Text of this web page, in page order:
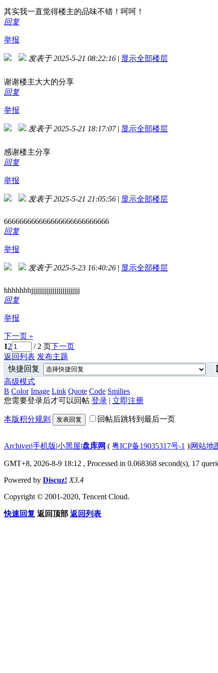
其实我一直觉得楼主的品味不错！呵呵！
回复
举报
发表于 2025-5-21 08:22:16 | 显示全部楼层
谢谢楼主大大的分享
回复
举报
发表于 2025-5-21 18:17:07 | 显示全部楼层
感谢楼主分享
回复
举报
发表于 2025-5-21 21:05:56 | 显示全部楼层
666666666666666666666666666
回复
举报
发表于 2025-5-23 16:40:26 | 显示全部楼层
hhhhhhhjjjjjjjjjjjjjjjjjjjjjjjjj
回复
举报
下一页 »
12 / 2 页下一页
返回列表 发布主题
快捷回复
高级模式
B Color Image Link Quote Code Smilies
您需要登录后才可以回帖 登录 | 立即注册
本版积分规则 发表回复 回帖后跳转到最后一页
Archiver|手机版|小黑屋|盘库网 ( 粤ICP备19035317号-1 )|网站地
GMT+8, 2026-8-9 18:12 , Processed in 0.068368 second(s), 17
Powered by Discuz! X3.4
Copyright © 2001-2020, Tencent Cloud.
快速回复 返回顶部 返回列表